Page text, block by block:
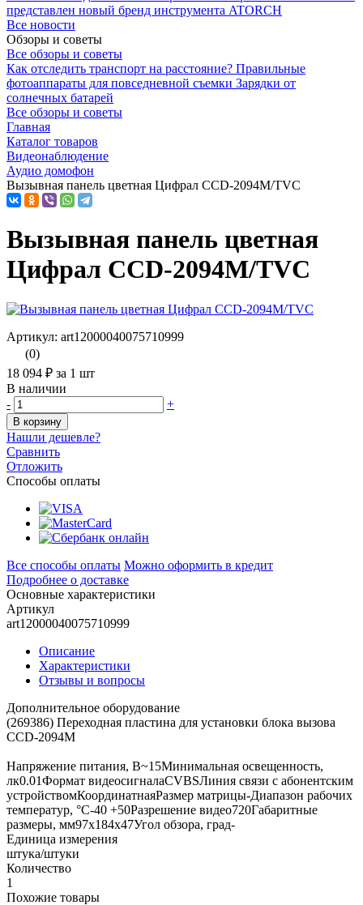
представлен новый бренд инструмента ATORCH
Все новости
Обзоры и советы
Все обзоры и советы
Как отследить транспорт на расстояние? Правильные
фотоаппараты для повседневной съемки Зарядки от
солнечных батарей
Все обзоры и советы
Главная
Каталог товаров
Видеонаблюдение
Аудио домофон
Вызывная панель цветная Цифрал CCD-2094М/TVC
Вызывная панель цветная
Цифрал CCD-2094М/TVC
Артикул: art12000040075710999
(0)
18 094 ₽ за 1 шт
В наличии
-
+
В корзину
Нашли дешевле?
Сравнить
Отложить
Способы оплаты
Все способы оплаты Можно оформить в кредит
Подробнее о доставке
Основные характеристики
Артикул
art12000040075710999
Описание
Характеристики
Отзывы и вопросы
Дополнительное оборудование
(269386) Переходная пластина для установки блока вызова
CCD-2094М
Напряжение питания, В~15Минимальная освещенность,
лк0.01Формат видеосигналаCVBSЛиния связи с абонентским
устройствомКоординатнаяРазмер матрицы-Диапазон рабочих
температур, °С-40 +50Разрешение видео720Габаритные
размеры, мм97х184х47Угол обзора, град-
Единица измерения
штука/штуки
Количество
1
Похожие товары